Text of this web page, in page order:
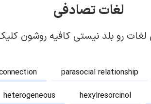
لغات تصادفی
لغات رو بلد نیستی کافیه روشون
parasocial relationship
heterogeneous hexylresorcinol